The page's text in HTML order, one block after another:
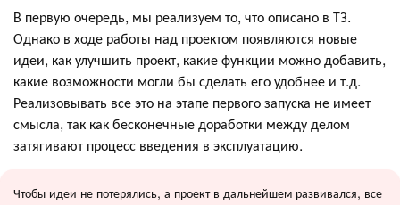
В первую очередь, мы реализуем то, что описано в ТЗ.
Однако в ходе работы над проектом появляются новые
идеи, как улучшить проект, какие функции можно добавить,
какие возможности могли бы сделать его удобнее и т.д.
Реализовывать все это на этапе первого запуска не имеет
смысла, так как бесконечные доработки между делом
затягивают процесс введения в эксплуатацию.
Чтобы идеи не потерялись, а проект в дальнейшем развивался, все